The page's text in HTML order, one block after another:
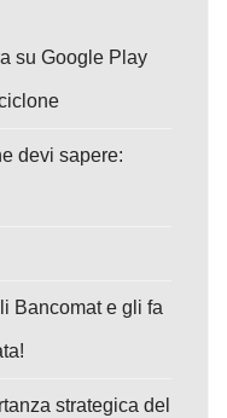
su Google Play
devi sapere:
Bancomat e gli fa
strategica del